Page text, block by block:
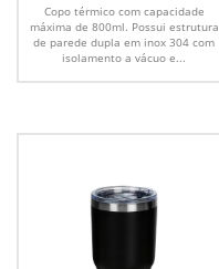
Copo térmico com capacidade
máxima de 800ml. Possui estrutura
de parede dupla em inox 304 com
isolamento a vácuo e...